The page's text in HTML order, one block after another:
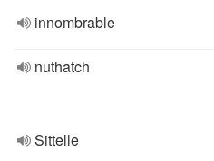
innombrable
nuthatch
Sittelle